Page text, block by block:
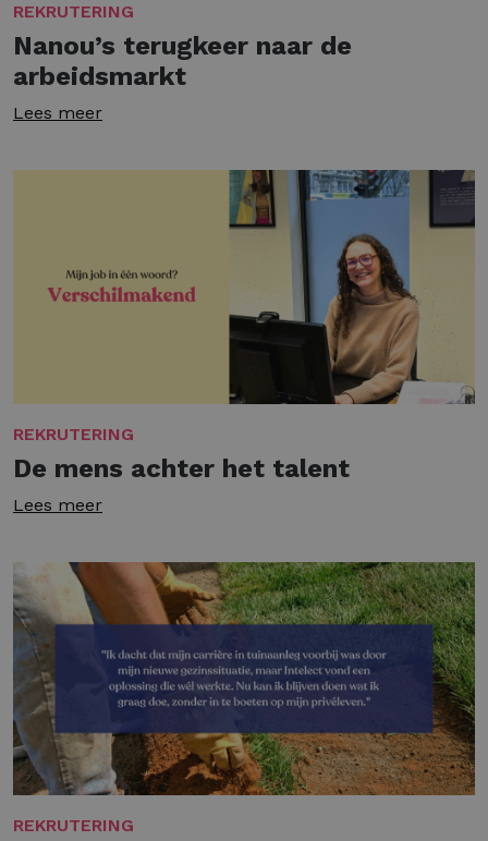
REKRUTERING
Nanou’s terugkeer naar de
arbeidsmarkt
Lees meer
REKRUTERING
De mens achter het talent
Lees meer
REKRUTERING